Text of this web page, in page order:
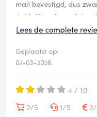
Onjuiste en
Klantenservice die het
oplossing biedt
Volledige afwezigheid
eerder bij dubieuze
mail bevestigd, dus
duidelijke afspraak
andere model.
Toen het echter tijd was
alsof er nooit zo’n
ik gewoon de volledige
afzuigkap. Dat voelt
Lees de complete
Geplaatst op:
07-03-2026
4 / 10
2/5
1/5